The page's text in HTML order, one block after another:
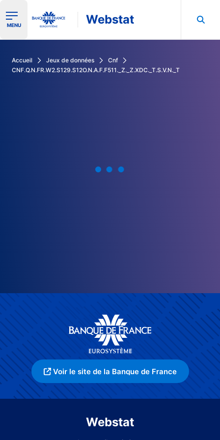
Ouvrir le menu de navigation
MENU Webstat
Accueil Jeux de données
Cnf
CNF.Q.N.FR.W2.S129.S12O.N.A.F.F511._Z._Z.XDC._T.S.V.N._T
Voir le site de la Banque de France
Webstat